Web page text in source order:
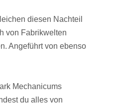
diesen Nachteil
von Fabrikwelten
Angeführt von ebenso
Mechanicums
du alles von